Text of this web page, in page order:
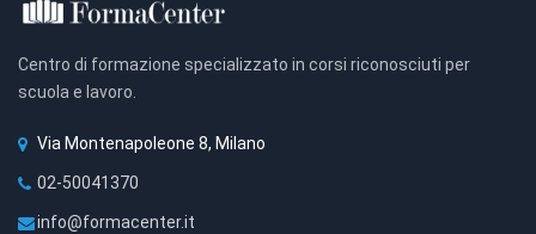
Centro di formazione specializzato in corsi riconosciuti per
scuola e lavoro.
Via Montenapoleone 8, Milano
02-50041370
info@formacenter.it